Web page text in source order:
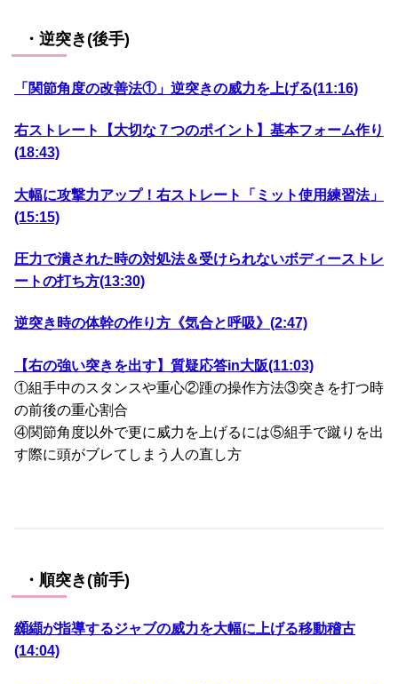
・逆突き(後手)
「関節角度の改善法①」 逆突きの威力を上げる(11:16)
右ストレート【大切な７つのポイント】基本フォーム作り
(18:43)
大幅に攻撃力アップ！右ストレート「ミット使用練習法」
(15:15)
圧力で潰された時の対処法＆受けられないボディーストレ
ートの打ち方(13:30)
逆突き時の体幹の作り方《気合と呼吸》(2:47)
【右の強い突きを出す】質疑応答in大阪(11:03)
①組手中のスタンスや重心②踵の操作方法③突きを打つ時
の前後の重心割合
④関節角度以外で更に威力を上げるには⑤組手で蹴りを出
す際に頭がブレてしまう人の直し方
・順突き(前手)
纐纈が指導するジャブの威力を大幅に上げる移動稽古
(14:04)